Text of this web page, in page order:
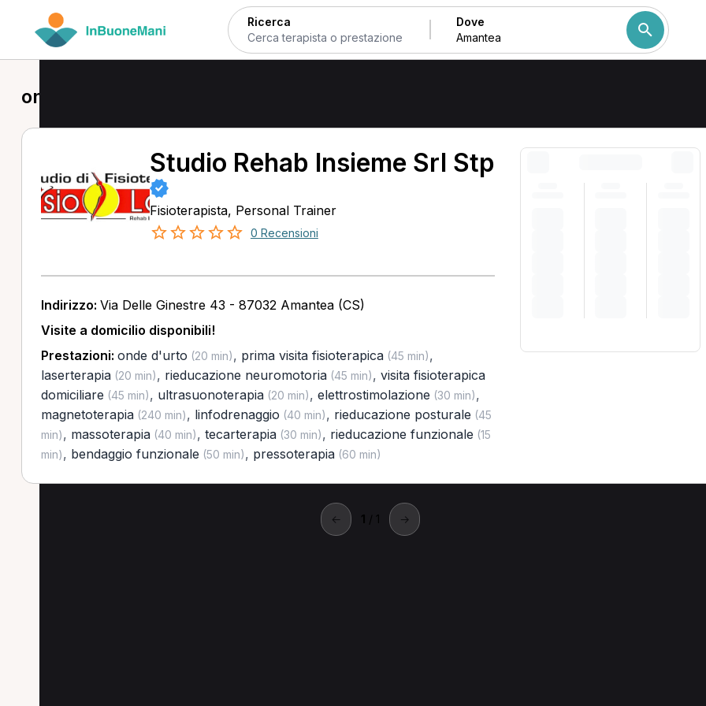
Ricerca Dove
onde d'urto a Amantea
Studio Rehab Insieme Srl Stp
Fisioterapista, Personal Trainer
0 Recensioni
Indirizzo: Via Delle Ginestre 43 - 87032 Amantea (CS)
Visite a domicilio disponibili!
Prestazioni: onde d'urto (20 min), prima visita fisioterapica(45 min),
laserterapia(20 min), rieducazione neuromotoria(45 min), visita fisioterapica
domiciliare (45 min), ultrasuonoterapia(20 min), elettrostimolazione (30 min),
magnetoterapia(240 min), linfodrenaggio (40 min), rieducazione posturale (45
min), massoterapia(40 min), tecarterapia(30 min), rieducazione funzionale (15
min), bendaggio funzionale (50 min), pressoterapia(60 min)
← 1 / 1 →